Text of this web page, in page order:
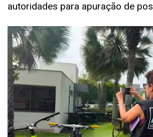
autoridades para apuração de